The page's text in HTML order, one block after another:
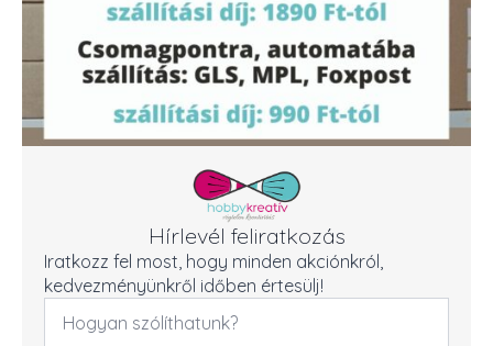
Hírlevél feliratkozás
Iratkozz fel most, hogy minden akciónkról,
kedvezményünkről időben értesülj!
Név